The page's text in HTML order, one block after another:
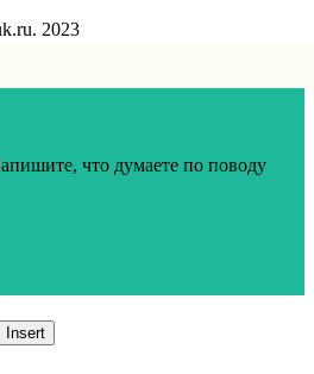
2023
что думаете по поводу
Insert